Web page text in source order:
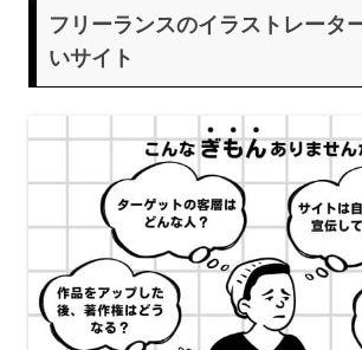
フリーランスのイラストレータ
いサイト